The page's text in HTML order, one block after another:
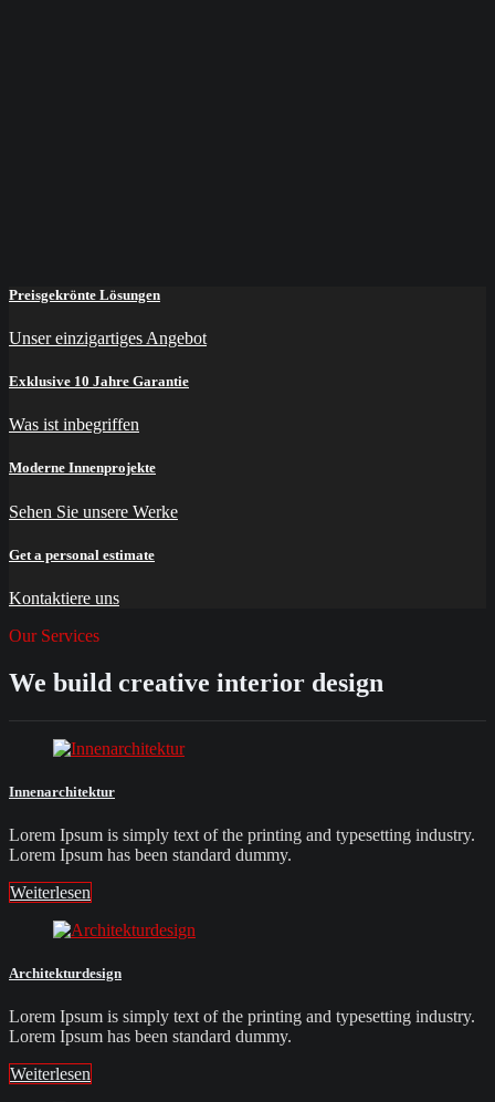
Preisgekrönte Lösungen
Unser einzigartiges Angebot
Exklusive 10 Jahre Garantie
Was ist inbegriffen
Moderne Innenprojekte
Sehen Sie unsere Werke
Get a personal estimate
Kontaktiere uns
Our Services
We build creative interior design
Innenarchitektur
Lorem Ipsum is simply text of the printing and typesetting industry.
Lorem Ipsum has been standard dummy.
Weiterlesen
Architekturdesign
Lorem Ipsum is simply text of the printing and typesetting industry.
Lorem Ipsum has been standard dummy.
Weiterlesen